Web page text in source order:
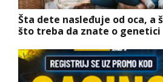
Šta dete nasleđuje od oca, a
što treba da znate o genetici